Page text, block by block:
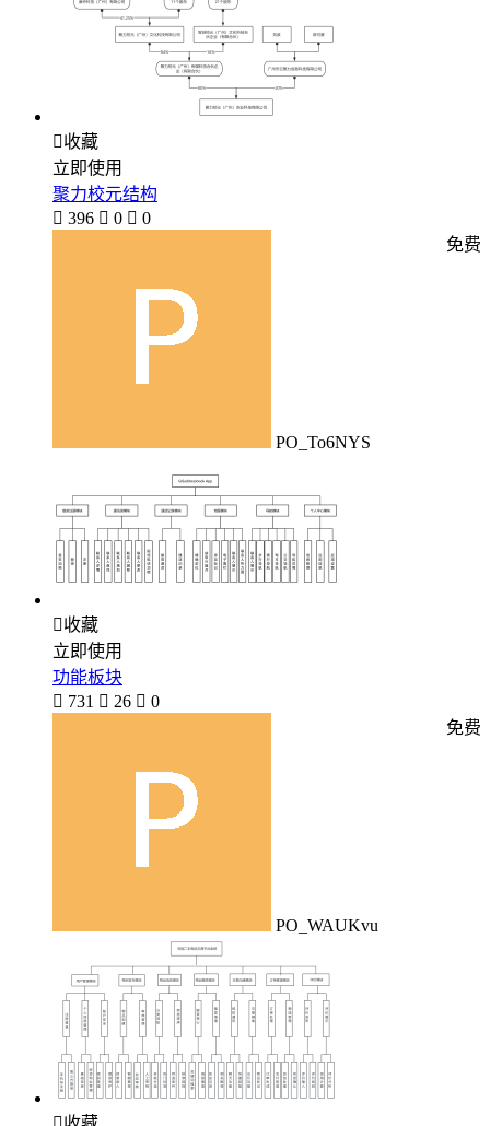
收藏
立即使用
聚力校元结构
 396  0  0
PO_To6NYS
免费
收藏
立即使用
功能板块
 731  26  0
PO_WAUKvu
免费